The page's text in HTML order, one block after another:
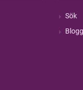
Sök
Blogg